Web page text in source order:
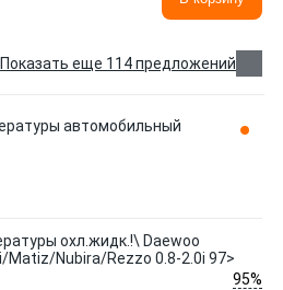
Показать еще 114 предложений
автомобильный
охл.жидк.!\ Daewoo
Nubira/Rezzo 0.8-2.0i 97>
95%